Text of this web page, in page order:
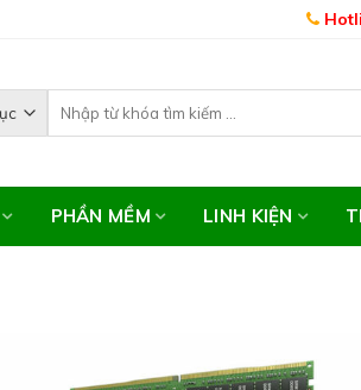
PHẦN MỀM LINH KIỆN